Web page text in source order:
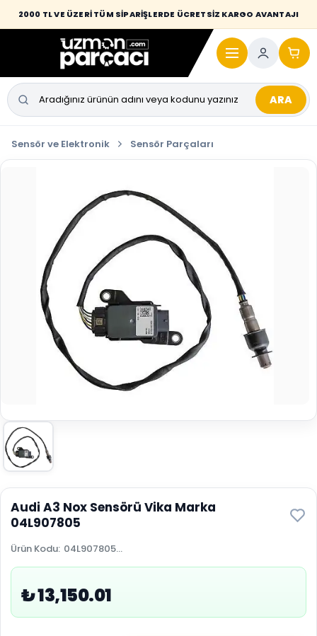
2000 TL VE ÜZERİ TÜM SİPARİŞLERDE ÜCRETSİZ KARGO AVANTAJI
Desi / hacim sınırını aşan kaporta parçalarında taşıma bedeli alıcıya
yansıtılmaktadır.
ARA
Sensör ve Elektronik Sensör Parçaları
Audi A3 Nox Sensörü Vika Marka
04L907805
Ürün Kodu: 04L907805...
₺ 13,150.01